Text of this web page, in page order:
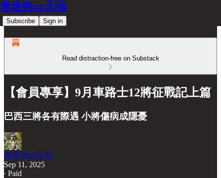
車迷狗up天地
Subscribe Sign in
Read distraction-free on Substack
【會員專享】9月車路士12將征戰記上篇
巴西三將各有際遇 小將傷病成隱憂
車迷狗up天地
Sep 11, 2025
∙ Paid